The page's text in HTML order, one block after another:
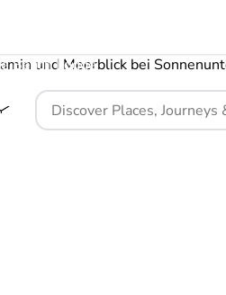
Beach Lodge